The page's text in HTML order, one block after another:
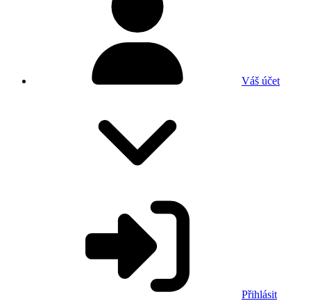
Váš účet
Přihlásit